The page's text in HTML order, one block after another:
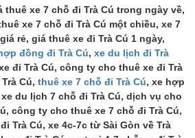
thuê xe 7 chỗ đi Trà Cú trong ngày về,
xe 7 chỗ đi Trà Cú một chiều, xe 7
rẻ, giá thuê xe đi Trà Cú 1 ngày,
đồng đi Trà Cú, xe du lịch đi Trà
đi Trà Cú, công ty cho thuê xe đi Trà
Cú, thuê xe 7 chỗ đi Trà Cú, xe hợp
du lịch 7 chỗ đi Trà Cú, dịch vụ cho
công ty cho thuê xe 7 chỗ đi Trà Cú,
Trà Cú, xe 4c-7c từ Sài Gòn về Trà